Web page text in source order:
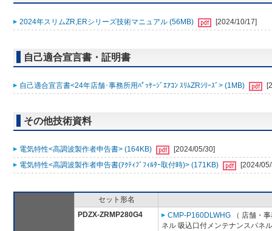
2024年スリムZR,ERシリーズ技術マニュアル (56MB) [2024/10/17]
自己適合宣言書・証明書
自己適合宣言書<24年店舗･事務所用ﾊﾟｯｹｰｼﾞｴｱｺﾝ ｽﾘﾑZRｼﾘｰｽﾞ> (1MB)
その他技術資料
電気特性<高調波製作者申告書> (164KB)
[2024/05/30]
電気特性<高調波製作者申告書(ｱｸﾃｨﾌﾞﾌｨﾙﾀｰ取付時)> (171KB)
[2024/
セット形名
PDZX-ZRMP280G4
CMP-P160DLWHG （ 店舗・
ネル 吸込口付メンテナンスパネ